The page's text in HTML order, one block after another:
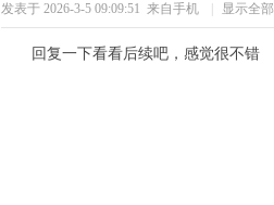
发表于 2026-3-5 09:09:51 来自手机 显示全
回复一下看看后续吧，感觉很不错